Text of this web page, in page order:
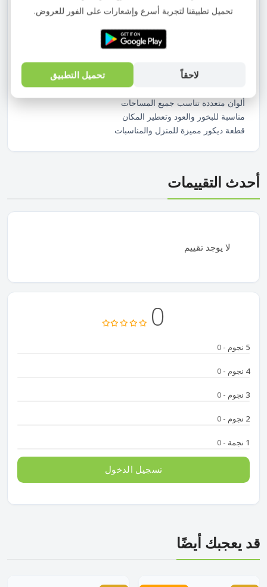
المكان بالعود والبخور مع شكل جمالي مميز يعكس الطابع العربي
الأصيل. مصنوعة من خشب متين بتشطيبات جذابة وألوان متعددة
ألوان متعددة تناسب جميع المساحات
مناسبة للبخور والعود وتعطير المكان
قطعة ديكور مميزة للمنزل والمناسبات
أحدث التقييمات
لا يوجد تقييم
0
5 نجوم - 0
4 نجوم - 0
3 نجوم - 0
2 نجوم - 0
1 نجمة - 0
تسجيل الدخول
قد يعجبك أيضًا
تحميل تطبيقنا لتجربة أسرع وإشعارات على الفور للعروض.
لاحقاً تحميل التطبيق